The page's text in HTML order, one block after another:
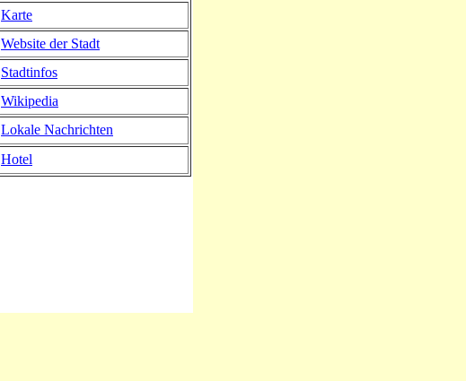
Karte
Website der Stadt
Stadtinfos
Wikipedia
Lokale Nachrichten
Hotel